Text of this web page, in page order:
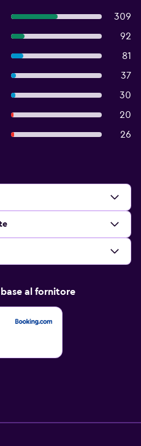
309
92
81
37
30
20
26
al fornitore